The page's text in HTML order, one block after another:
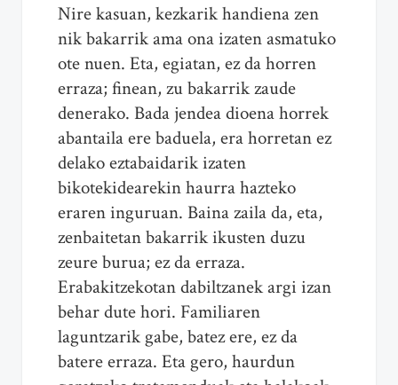
Nire kasuan, kezkarik handiena zen
nik bakarrik ama ona izaten asmatuko
ote nuen. Eta, egiatan, ez da horren
erraza; finean, zu bakarrik zaude
denerako. Bada jendea dioena horrek
abantaila ere baduela, era horretan ez
delako eztabaidarik izaten
bikotekidearekin haurra hazteko
eraren inguruan. Baina zaila da, eta,
zenbaitetan bakarrik ikusten duzu
zeure burua; ez da erraza.
Erabakitzekotan dabiltzanek argi izan
behar dute hori. Familiaren
laguntzarik gabe, batez ere, ez da
batere erraza. Eta gero, haurdun